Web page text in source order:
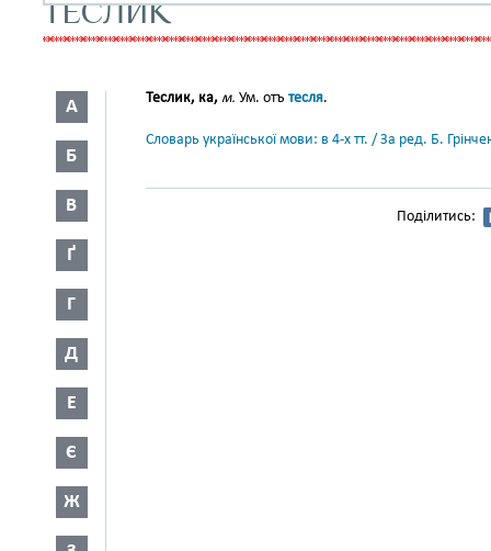
ТЕСЛИК
А
Б
В
Ґ
Г
Д
Е
Є
Ж
Теслик, ка, м. Ум. отъ тесля.
Словарь української мови: в 4-х тт. / За ред. Б.
Поділитись: